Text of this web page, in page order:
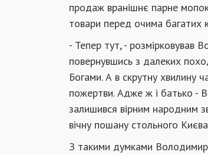
продаж вранішнє парне
товари пе­ред очима багатих
- Тепер тут, - розмірковував
повернувшись з далеких
Богами. А в скрутну хвилину
пожертви. Адже ж і батько -
залишився вірним народним
вічну пошану стольного
З такими думками Володимир